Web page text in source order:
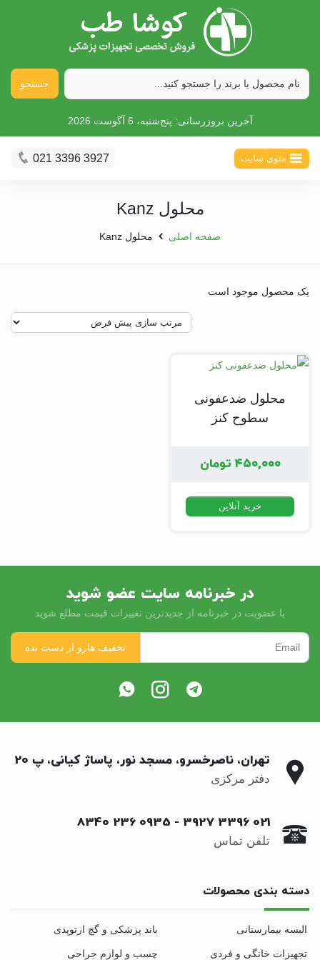
جستجو
آخرین بروزرسانی: پنج‌شنبه، 6 آگوست 2026
منوی سایت 021 3396 3927
محلول Kanz
صفحه اصلی محلول Kanz
یک محصول موجود است
محلول ضدعفونی
سطوح کنز
۴۵۰,۰۰۰ تومان
خرید آنلاین
در خبرنامه سایت عضو شوید
با عضویت در خبرنامه از جدیدترین تغییرات قیمت مطلع شوید
تهران، ناصرخسرو، مسجد نور، پاساژ کیانی، پ 20
دفتر مرکزی
021 3396 3927
-
0935 236 8340
تلفن تماس
دسته بندی محصولات
البسه بیمارستانی باند پزشکی و گچ ارتوپدی
تجهیزات خانگی و فردی چسب و لوازم جراحی